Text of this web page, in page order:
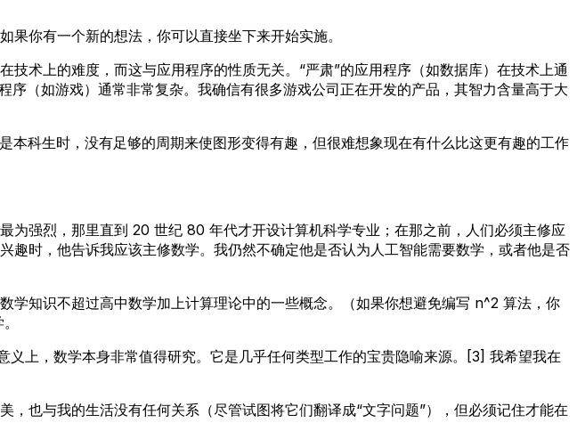
你有一个新的想法，你可以直接坐下来开始实施。
术上的难度，而这与应用程序的性质无关。“严肃”的应用程序（如数据库）在技术上通
（如游戏）通常非常复杂。我确信有很多游戏公司正在开发的产品，其智力含量高于大
科生时，没有足够的周期来使图形变得有趣，但很难想象现在有什么比这更有趣的工作
为强烈，那里直到 20 世纪 80 年代才开设计算机科学专业；在那之前，人们必须主修应
时，他告诉我应该主修数学。我仍然不确定他是否认为人工智能需要数学，或者他是否
知识不超过高中数学加上计算理论中的一些概念。（如果你想避免编写 n^2 算法，你
上，数学本身非常值得研究。它是几乎任何类型工作的宝贵隐喻来源。[3] 我希望我在
也与我的生活没有任何关系（尽管试图将它们翻译成“文字问题”），但必须记住才能在